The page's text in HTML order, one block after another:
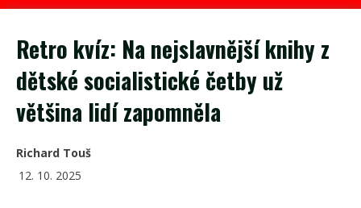
Retro kvíz: Na nejslavnější knihy z
dětské socialistické četby už
většina lidí zapomněla
Richard Touš
12. 10. 2025